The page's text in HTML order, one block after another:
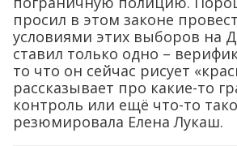
просил в этом законе
условиями этих выборов на
ставил только одно –
то что он сейчас рисует
рассказывает про какие-то
контроль или ещё что-то
резюмировала Елена Лукаш.